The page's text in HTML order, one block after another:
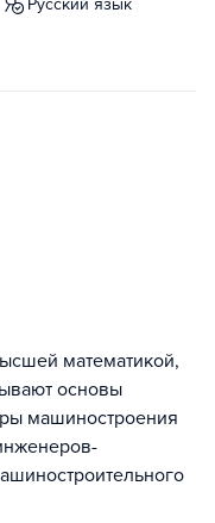
русский язык
математикой,
основы
машиностроения